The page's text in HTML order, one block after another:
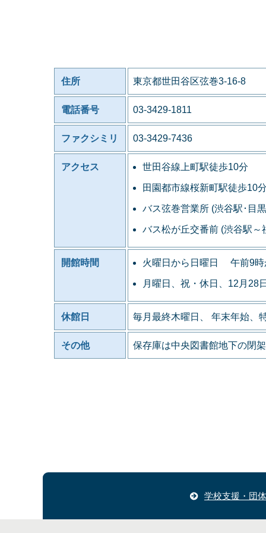
住所 東京都世田谷区弦巻3-16-8
電話番号 03-3429-1811
ファクシミリ 03-3429-7436
アクセス 世田谷線上町駅徒歩10分
田園都市線桜新町駅徒歩10
バス弦巻営業所 (渋谷駅･目
バス松が丘交番前 (渋谷駅
開館時間 火曜日から日曜日 午前9時
月曜日、祝・休日、12月
休館日 毎月最終木曜日、 年末年始、
その他 保存庫は中央図書館地下の閉
学校支援・団